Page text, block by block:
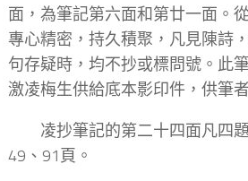
面，為筆記第六面和第廿一面。
專心精密，持久積聚，凡見陳詩
句存疑時，均不抄或標問號。此
激凌梅生供給底本影印件，供筆
凌抄筆記的第二十四面凡四
49、91頁。